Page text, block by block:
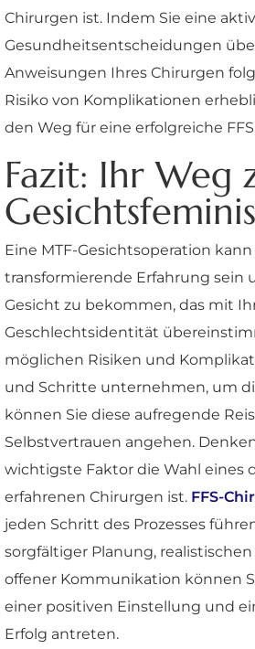
Chirurgen ist. Indem Sie eine
Gesundheitsentscheidungen
Anweisungen Ihres Chirurgen
Risiko von Komplikationen
den Weg für eine erfolgreiche
Fazit: Ihr Weg
Eine MTF-Gesichtsoperation
transformierende Erfahrung sein
Gesicht zu bekommen, das mit
Geschlechtsidentität
möglichen Risiken und
und Schritte unternehmen, um
können Sie diese aufregende
Selbstvertrauen angehen.
wichtigste Faktor die Wahl eines
erfahrenen Chirurgen ist. FFS-
jeden Schritt des Prozesses
sorgfältiger Planung,
offener Kommunikation können
einer positiven Einstellung und
Erfolg antreten.